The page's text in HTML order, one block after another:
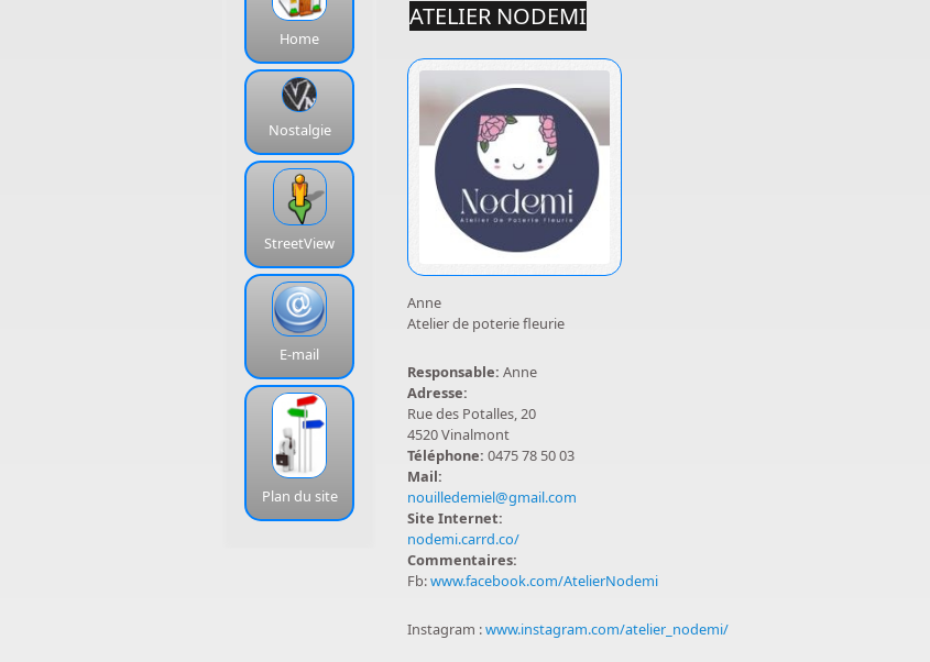
Home
Nostalgie
StreetView
E-mail
Plan du site
ATELIER NODEMI
Anne
Atelier de poterie fleurie
Responsable:Anne
Adresse:
Rue des Potalles, 20
4520 Vinalmont
Téléphone:0475 78 50 03
Mail:
nouilledemiel@gmail.com
Site Internet:
nodemi.carrd.co/
Commentaires:
Fb:www.facebook.com/AtelierNodemi
Instagram :www.instagram.com/atelier_nodemi/